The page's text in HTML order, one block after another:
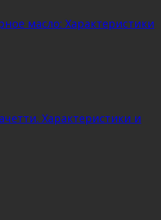
масло: Характеристики
Характеристики и